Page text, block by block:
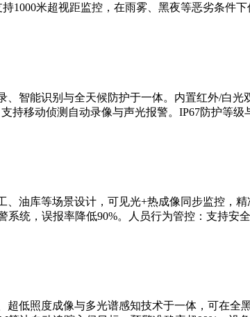
米超视距监控，在雨雾、黑夜等恶劣条件下
智能识别与全天候防护于一体。内置红外/白
持移动侦测自动录像与声光报警。IP67防护等
油库等场景设计，可见光+热成像同步监控，
统，误报率降低90%。人员行为管控：支持安
低照度成像与多光谱感知技术于一体，可在